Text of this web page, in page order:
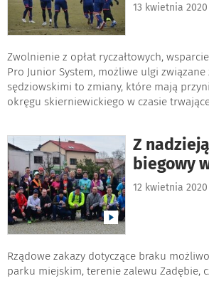
13 kwietnia 2020
Zwolnienie z opłat ryczałtowych,
Pro Junior System, możliwe ulgi związane
sędziowskimi to zmiany, które mają
okręgu skierniewickiego w czasie
Z
biegowy
12 kwietnia 2020
Rządowe zakazy dotyczące braku
parku miejskim, terenie zalewu Zadębie,